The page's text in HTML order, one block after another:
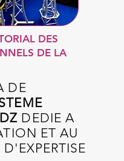
DES
DE LA
DE
DEDIE A
ET AU
D'EXPERTISE